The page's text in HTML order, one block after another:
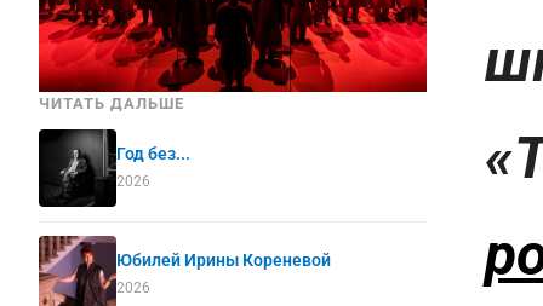
ЧИТАТЬ ДАЛЬШЕ
Год без...
2026
Юбилей Ирины Кореневой
2026